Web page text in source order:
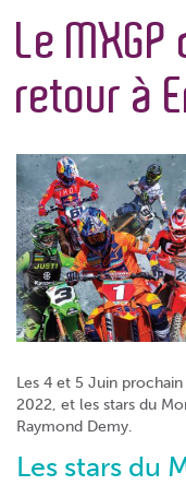
Le
retour à
Les 4 et 5 Juin
2022, et les stars du
Raymond Demy.
Les stars du